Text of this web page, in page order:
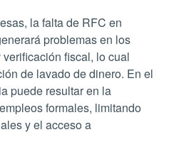
la falta de RFC en
problemas en los
fiscal, lo cual
de lavado de dinero. En el
puede resultar en la
formales, limitando
y el acceso a